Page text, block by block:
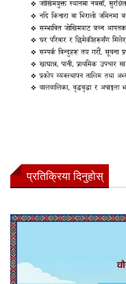
प्रतिक्रिया दिनुहोस्